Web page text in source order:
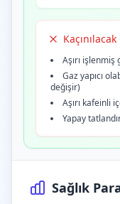
Aşırı işlenmiş
Gaz yapıcı
değişir)
Aşırı kafeinli
Yapay
Sağlık